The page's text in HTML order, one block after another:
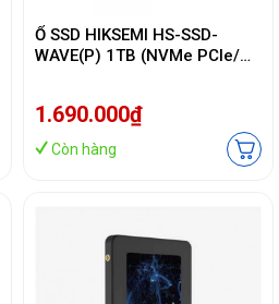
Ổ SSD HIKSEMI HS-SSD-
WAVE(P) 1TB (NVMe PCIe/
1.690.000₫
Còn hàng